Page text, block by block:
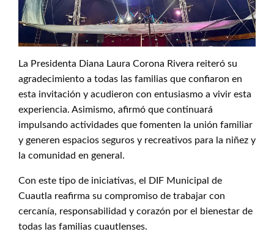
La Presidenta Diana Laura Corona Rivera reiteró su
agradecimiento a todas las familias que confiaron en
esta invitación y acudieron con entusiasmo a vivir esta
experiencia. Asimismo, afirmó que continuará
impulsando actividades que fomenten la unión familiar
y generen espacios seguros y recreativos para la niñez y
la comunidad en general.
Con este tipo de iniciativas, el DIF Municipal de
Cuautla reafirma su compromiso de trabajar con
cercanía, responsabilidad y corazón por el bienestar de
todas las familias cuautlenses.